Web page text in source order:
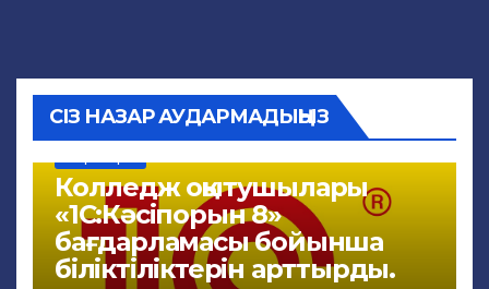
СІЗ НАЗАР АУДАРМАДЫҢЫЗ
Колледж оқытушылары
«1С:Кәсіпорын 8»
бағдарламасы бойынша
біліктіліктерін арттырды.